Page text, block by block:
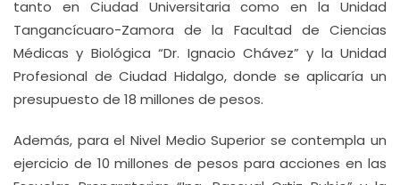
tanto en Ciudad Universitaria como en la Unidad
Tangancícuaro-Zamora de la Facultad de Ciencias
Médicas y Biológica “Dr. Ignacio Chávez” y la Unidad
Profesional de Ciudad Hidalgo, donde se aplicaría un
presupuesto de 18 millones de pesos.
Además, para el Nivel Medio Superior se contempla un
ejercicio de 10 millones de pesos para acciones en las